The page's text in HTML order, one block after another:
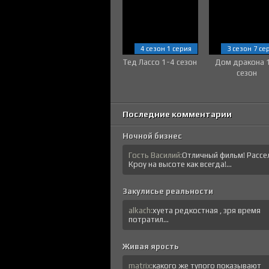
Тед Лассо 1-4 сезон
4 сезон 1 серия
Дом дракона
сезон
3 сезон 7
Последние комментарии
Ночной бизнес
Гость Василий:Отличный фильм!
Кроу на высоте как всегда!...
Закулисье реальности
alkach:хуета редкостная , зря время
потратил...
Живая ярость
matrix:какого же тупого показывают